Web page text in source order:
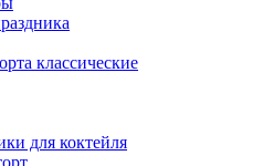
классические
для коктейля